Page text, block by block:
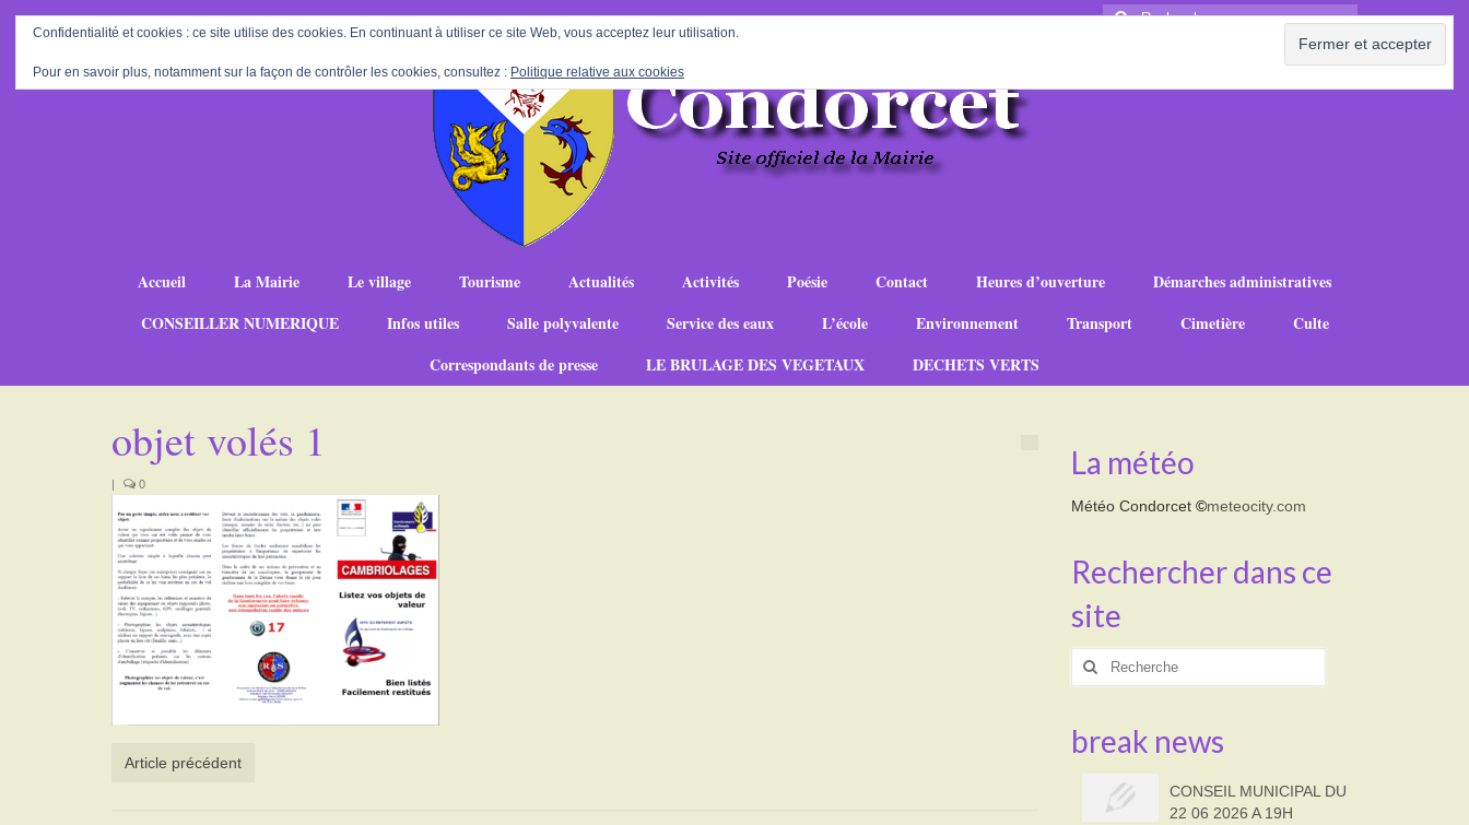
Rechercher
Accueil La Mairie Le village Tourisme Actualités Activités Poésie Contact Heures d’ouverture
Démarches administratives
CONSEILLER NUMERIQUE
Infos utiles Salle polyvalente Service des eaux L’école Environnement Transport Cimetière
Culte
Correspondants de presse
LE BRULAGE DES VEGETAUX DECHETS VERTS
objet volés 1
| 0
Article précédent
La météo
Météo Condorcet©meteocity.com
Rechercher dans ce
site
Rechercher
break news
CONSEIL MUNICIPAL DU
22 06 2026 A 19H
Confidentialité et cookies : ce site utilise des cookies. En continuant à utiliser ce site Web, vous acceptez leur utilisation.
Pour en savoir plus, notamment sur la façon de contrôler les cookies, consultez : Politique relative aux cookies